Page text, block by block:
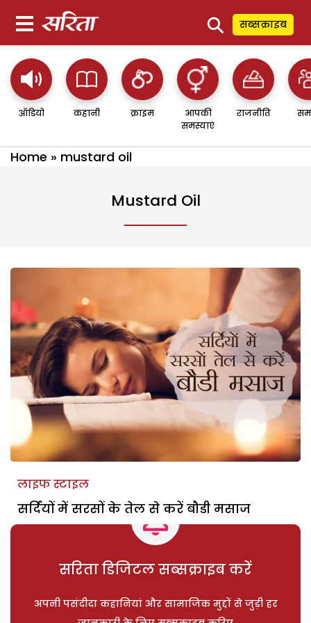
⚲ सब्सक्राइब
ऑडियो कहानी क्राइम
आपकी
समस्याएं
राजनीति
Home » mustard oil
Mustard Oil
लाइफ स्टाइल
सर्दियों में सरसों के तेल से करें बौडी मसाज
सरिता डिजिटल सब्सक्राइब करें
अपनी पसंदीदा कहानियां और सामाजिक मुद्दों से जुड़ी हर